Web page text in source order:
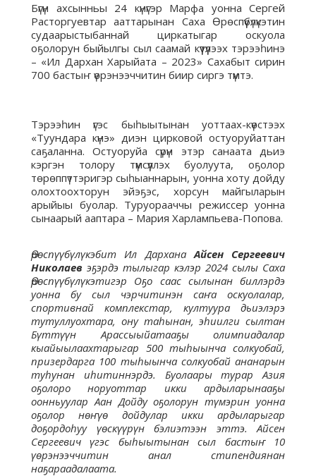
Бүгүн ахсынньы 24 күнүгэр Марфа уонна Сергей
Расторгуевтар ааттарынан Саха Өрөспүүбүлүкэтин
судаарыстыбаннай циркатыгар оскуола
оҕолорун быйылгы сыл саамай күүтүүлээх тэрээһинэ
– «Ил Дархан Харыйата – 2023» Сахабыт сирин
700 бастыҥ үөрэнээччитин биир сиргэ түмтэ.
Тэрээһин үгэс быһыытынан уоттаах-күөстээх
«Туундара күнэ» диэн цирковой остуоруйаттан
саҕаланна. Остуоруйа сүрүн этэр санаата дьиэ
кэргэн толору түмсүүллэх буолуута, оҕолор
төрөппүттэригэр сыһыаннарын, уонна хоту дойду
олохтоохторун эйэҕэс, хорсун майгыларын
арыйыы буолар. Туруорааччы режиссер уонна
сынаарый ааптара – Мария Харлампьева-Попова.
Өрөспүүбүлүкэбит Ил ДарханаАйсен Сергеевич
Николаев эҕэрдэ тылыгар кэлэр 2024 сылы Саха
Өрөспүүбүлүкэтигэр Оҕо саас сылынан биллэрдэ
уонна бу сыл чэрчитинэн саҥа оскуолалар,
спортивнай комплекстар, култуура дьиэлэрэ
тутуллуохтара, ону таһынан, эһиилги сылтан
Бүттүүн Арассыыйатааҕы олимпиадалар
кыайыылаахтарыгар 500 тыһыынча солкуобай,
призердарга 100 тыһыынча солкуобай ананарын
туһунан иһитиннэрдэ. Буолаары турар Азия
оҕолоро норуоттар икки ардыларынааҕы
оонньуулар Аан Дойду оҕолорун түмэрин уонна
оҕолор нөҥүө дойдулар икки ардыларыгар
доҕордоһуу үөскүүрүн бэлиэтээн эттэ. Айсен
Сергеевич үгэс быһыытынан сыл бастыҥ 10
үөрэнээччитин анал стипендиянан
наҕараадалаата.